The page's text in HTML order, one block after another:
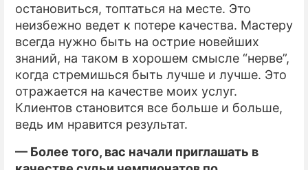
остановиться, топтаться на месте. Это
неизбежно ведет к потере качества. Мастеру
всегда нужно быть на острие новейших
знаний, на таком в хорошем смысле “нерве”,
когда стремишься быть лучше и лучше. Это
отражается на качестве моих услуг.
Клиентов становится все больше и больше,
ведь им нравится результат.
— Более того, вас начали приглашать в